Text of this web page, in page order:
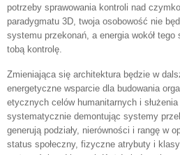
potrzeby sprawowania kontroli nad
paradygmatu 3D, twoja osobowość nie
systemu przekonań, a energia wokół
tobą kontrolę.
Zmieniająca się architektura będzie w
energetyczne wsparcie dla budowania
etycznych celów humanitarnych i
systematycznie demontując systemy
generują podziały, nierówności i rangę w
status społeczny, fizyczne atrybuty i